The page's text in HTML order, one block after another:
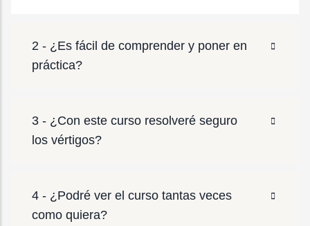
2 - ¿Es fácil de comprender y poner en
práctica?
3 - ¿Con este curso resolveré seguro
los vértigos?
4 - ¿Podré ver el curso tantas veces
como quiera?